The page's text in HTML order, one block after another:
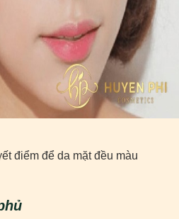
điểm để da mặt đều màu